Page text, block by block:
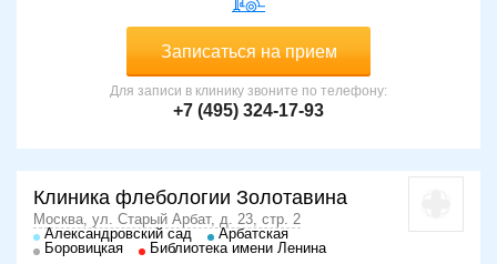
Записаться на прием
Для записи в клинику звоните по телефону:
+7 (495) 324-17-93
Клиника флебологии Золотавина
Москва, ул. Старый Арбат, д. 23, стр. 2
Александровский сад
Арбатская
Боровицкая
Библиотека имени Ленина